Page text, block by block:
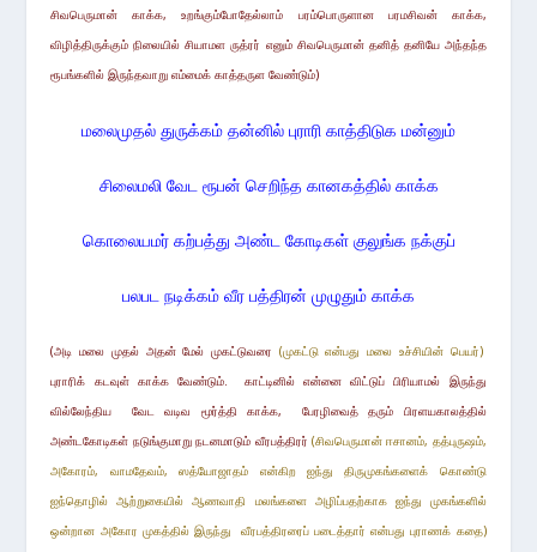
சிவபெருமான் காக்க, உறங்கும்போதேல்லாம் பரம்பொருளான பரமசிவன் காக்க,
விழித்திருக்கும் நிலையில் சியாமள ருத்ரர் எனும் சிவபெருமான் தனித் தனியே அந்தந்த
ரூபங்களில் இருந்தவாறு எம்மைக் காத்தருள வேண்டும்)
மலைமுதல் துருக்கம் தன்னில் புராரி காத்திடுக மன்னும்
சிலைமலி வேட ரூபன் செறிந்த கானகத்தில் காக்க
கொலையமர் கற்பத்து அண்ட கோடிகள் குலுங்க நக்குப்
பலபட நடிக்கம் வீர பத்திரன் முழுதும் காக்க
(அடி மலை முதல் அதன் மேல் முகட்டுவரை (முகட்டு என்பது மலை உச்சியின் பெயர்)
புராரிக் கடவுள் காக்க வேண்டும். காட்டினில் என்னை விட்டுப் பிரியாமல் இருந்து
வில்லேந்தியவேட வடிவ மூர்த்தி காக்க, பேரழிவைத் தரும் பிரளயகாலத்தில்
அண்டகோடிகள் நடுங்குமாறு நடனமாடும் வீரபத்திரர் (சிவபெருமான் ஈசானம், தத்புருஷம்,
அகோரம், வாமதேவம், ஸத்யோஜாதம் என்கிற ஐந்து திருமுகங்களைக் கொண்டு
ஐந்தொழில் ஆற்றுகையில்ஆணவாதி மலங்களை அழிப்பதற்காக ஐந்து முகங்களில்
ஒன்றான அகோர முகத்தில் இருந்து வீரபத்திரரைப்படைத்தார் என்பது புராணக் கதை)